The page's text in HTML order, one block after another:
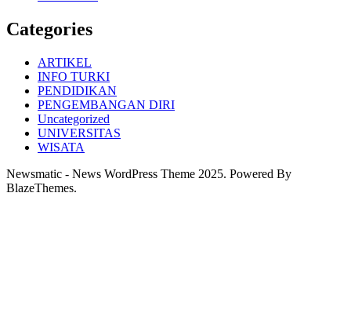
Categories
ARTIKEL
INFO TURKI
PENDIDIKAN
PENGEMBANGAN DIRI
Uncategorized
UNIVERSITAS
WISATA
Newsmatic - News WordPress Theme 2025. Powered By
BlazeThemes.